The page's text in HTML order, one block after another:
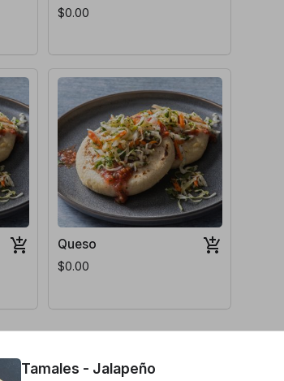
$0.00
Queso
$0.00
Tamales - Jalapeño